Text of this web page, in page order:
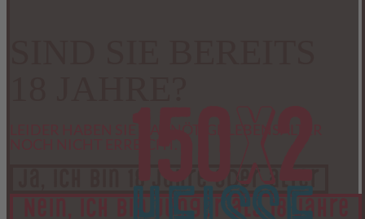
Ja, ich bin 18 Jahre oder älter
Nein, ich bin jünger als 18 Jahre